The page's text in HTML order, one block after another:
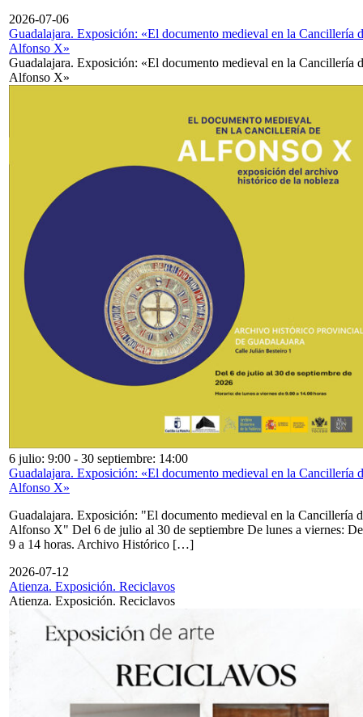
2026-07-06
Guadalajara. Exposición: «El documento medieval en la Cancillería
Alfonso X»
Guadalajara. Exposición: «El documento medieval en la Cancillería
Alfonso X»
6 julio: 9:00 - 30 septiembre: 14:00
Guadalajara. Exposición: «El documento medieval en la Cancillería
Alfonso X»
Guadalajara. Exposición: "El documento medieval en la Cancillería
Alfonso X" Del 6 de julio al 30 de septiembre De lunes a viernes: De
9 a 14 horas. Archivo Histórico […]
2026-07-12
Atienza. Exposición. Reciclavos
Atienza. Exposición. Reciclavos